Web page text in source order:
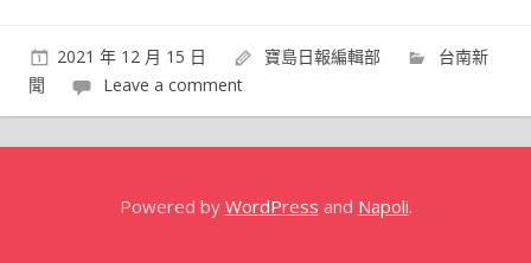
2021 年 12 月 15 日 寶島日報編輯部
台南新
聞
Leave a comment
Powered by WordPress and Napoli.